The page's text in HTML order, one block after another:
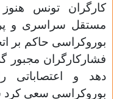
کارگران تونس
مستقل سراسری و
بوروکراسی حاکم بر
فشارکارگران مجبور
دهد و اعتصاباتی
بوروکراسی سعی کرد